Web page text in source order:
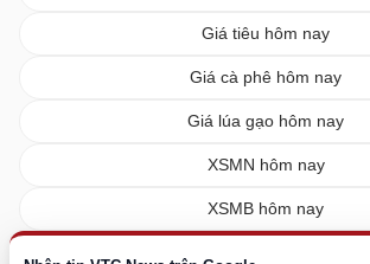
Giá tiêu hôm nay
Giá cà phê hôm nay
Giá lúa gạo hôm nay
XSMN hôm nay
XSMB hôm nay